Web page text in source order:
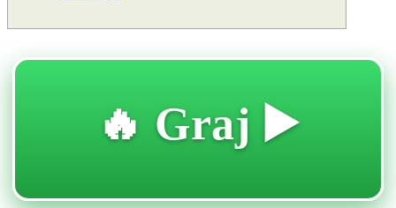
🔥 Graj ▶️